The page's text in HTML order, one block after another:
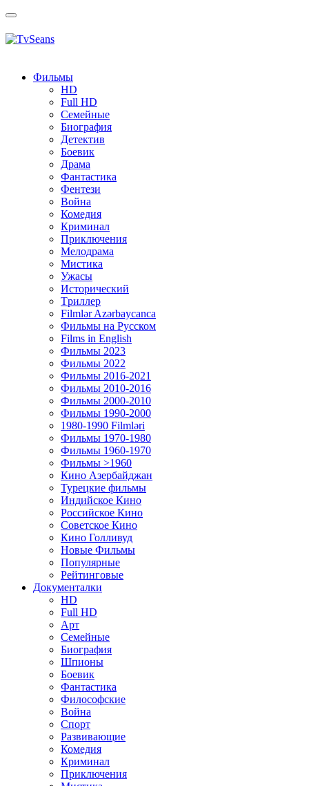
Toggle
Фильмы
HD
Full HD
Семейные
Биография
Детектив
Боевик
Драма
Фантастика
Фентези
Война
Комедия
Криминал
Приключения
Мелодрама
Мистика
Ужасы
Исторический
Tриллер
Filmlər Azərbaycanca
Фильмы на Русском
Films in English
Фильмы 2023
Фильмы 2022
Фильмы 2016-2021
Фильмы 2010-2016
Фильмы 2000-2010
Фильмы 1990-2000
1980-1990 Filmləri
Фильмы 1970-1980
Фильмы 1960-1970
Фильмы >1960
Кино Азербайджан
Турецкие фильмы
Индийское Кино
Российское Кино
Советское Кино
Кино Голливуд
Новые Фильмы
Популярные
Рейтинговые
Документалки
HD
Full HD
Арт
Семейные
Биография
Шпионы
Боевик
Фантастика
Философские
Война
Спорт
Развивающие
Комедия
Криминал
Приключения